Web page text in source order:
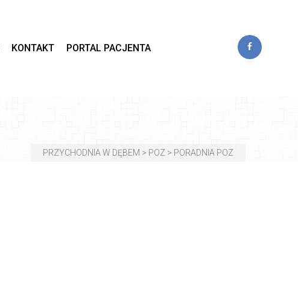
KONTAKT PORTAL PACJENTA
PRZYCHODNIA W DĘBEM > POZ > PORADNIA POZ